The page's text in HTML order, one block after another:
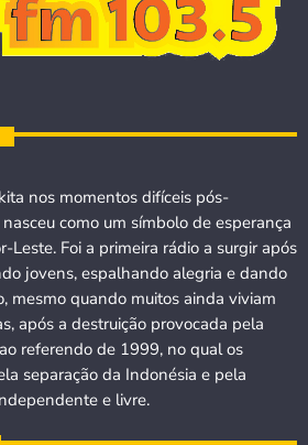
nos momentos difíceis pós-
como um símbolo de esperança
Leste. Foi a primeira rádio a surgir após
jovens, espalhando alegria e dando
mesmo quando muitos ainda viviam
após a destruição provocada pela
referendo de 1999, no qual os
separação da Indonésia e pela
e livre.